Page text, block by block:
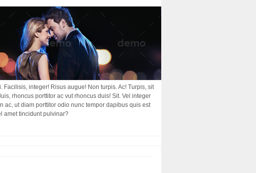
Facilisis, integer! Risus augue! Non turpis. Ac! Turpis, sit
rhoncus porttitor ac vut rhoncus duis! Sit. Vel integer
ac, ut diam porttitor odio nunc tempor dapibus quis est
amet tincidunt pulvinar?